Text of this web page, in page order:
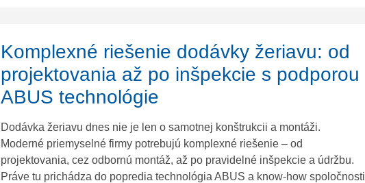
Komplexné riešenie dodávky žeriavu: od
projektovania až po inšpekcie s podporou
ABUS technológie
Dodávka žeriavu dnes nie je len o samotnej konštrukcii a montáži.
Moderné priemyselné firmy potrebujú komplexné riešenie – od
projektovania, cez odbornú montáž, až po pravidelné inšpekcie a údržbu.
Práve tu prichádza do popredia technológia ABUS a know-how spoločnosti